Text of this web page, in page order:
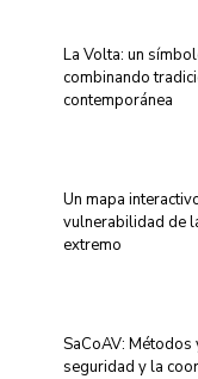
La Volta: un
combinando
contemporánea
Un mapa
vulnerabilidad de
extremo
SaCoAV:
seguridad y la